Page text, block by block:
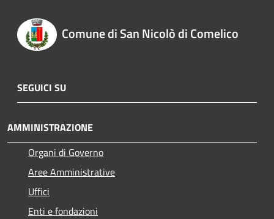
Comune di San Nicolò di Comelico
SEGUICI SU
AMMINISTRAZIONE
Organi di Governo
Aree Amministrative
Uffici
Enti e fondazioni